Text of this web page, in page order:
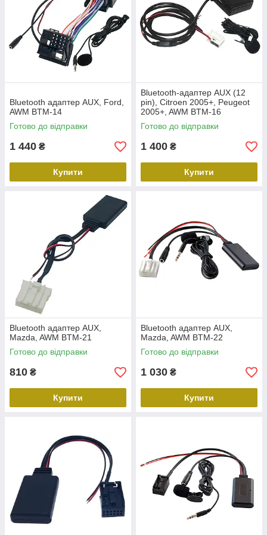
Bluetooth адаптер AUX, Ford,
AWM BTM-14
Готово до відправки
1 440 ₴
Купити
Bluetooth-адаптер AUX (12
pin), Citroen 2005+, Peugeot
2005+, AWM BTM-16
Готово до відправки
1 400 ₴
Купити
Bluetooth адаптер AUX,
Mazda, AWM BTM-21
Готово до відправки
810 ₴
Купити
Bluetooth адаптер AUX,
Mazda, AWM BTM-22
Готово до відправки
1 030 ₴
Купити